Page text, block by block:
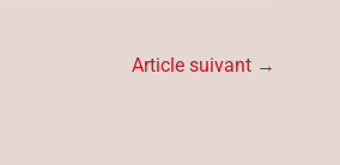
Article suivant →